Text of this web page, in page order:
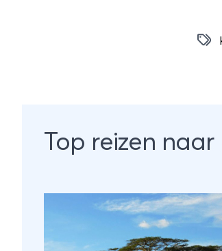
Top reizen naar